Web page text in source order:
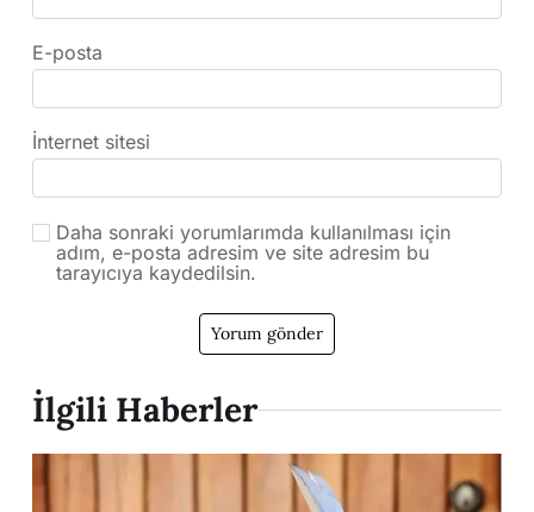
E-posta
İnternet sitesi
Daha sonraki yorumlarımda kullanılması için
adım, e-posta adresim ve site adresim bu
tarayıcıya kaydedilsin.
İlgili Haberler